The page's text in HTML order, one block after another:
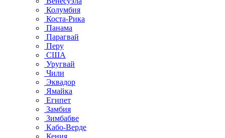
Колумбия
Коста-Рика
Панама
Парагвай
Перу
США
Уругвай
Чили
Эквадор
Ямайка
Египет
Замбия
Зимбабве
Кабо-Верде
Кения